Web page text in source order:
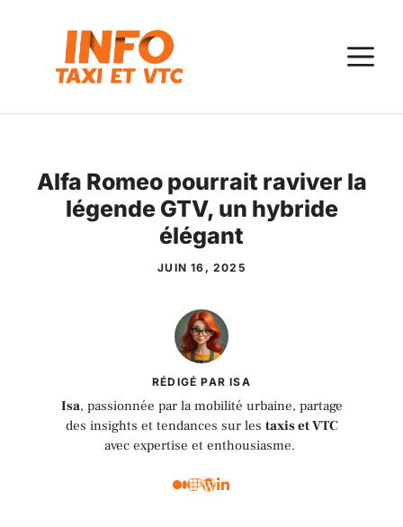
contenu
Alfa Romeo pourrait raviver la
légende GTV, un hybride
élégant
JUIN 16, 2025
RÉDIGÉ PAR ISA
Isa, passionnée par la mobilité urbaine, partage
des insights et tendances sur les taxis et VTC
avec expertise et enthousiasme.